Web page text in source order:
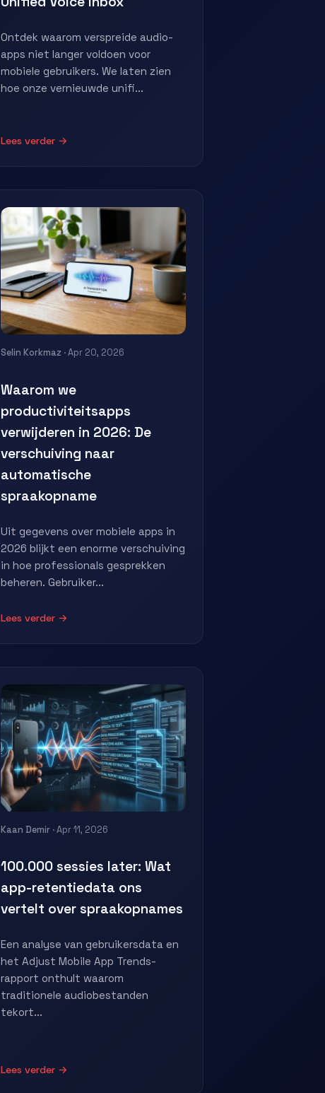
Ontdek waarom verspreide audio-
apps niet langer voldoen voor
mobiele gebruikers. We laten zien
hoe onze vernieuwde unifi...
Lees verder →
Selin Korkmaz · Apr 20, 2026
Waarom we
productiviteitsapps
verwijderen in 2026: De
verschuiving naar
automatische
spraakopname
Uit gegevens over mobiele apps in
2026 blijkt een enorme verschuiving
in hoe professionals gesprekken
beheren. Gebruiker...
Lees verder →
Kaan Demir · Apr 11, 2026
100.000 sessies later: Wat
app-retentiedata ons
vertelt over spraakopnames
Een analyse van gebruikersdata en
het Adjust Mobile App Trends-
rapport onthult waarom
traditionele audiobestanden
tekort...
Lees verder →